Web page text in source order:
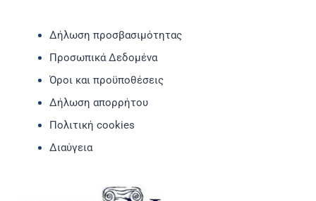
Δήλωση προσβασιμότητας
Προσωπικά Δεδομένα
Όροι και προϋποθέσεις
Δήλωση απορρήτου
Πολιτική cookies
Διαύγεια